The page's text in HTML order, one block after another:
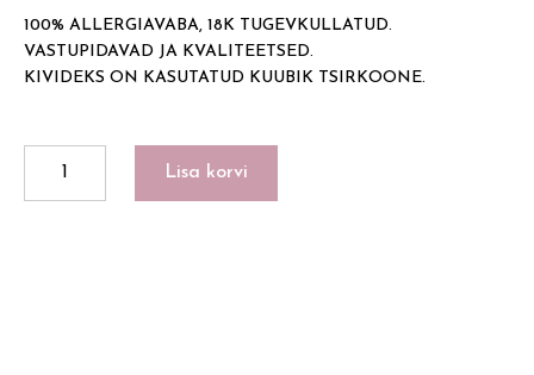
100% ALLERGIAVABA, 18K TUGEVKULLATUD.
VASTUPIDAVAD JA KVALITEETSED.
KIVIDEKS ON KASUTATUD KUUBIK TSIRKOONE.
Lisa korvi